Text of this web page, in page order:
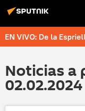
EN VIVO: De la
Noticias a
02.02.2024